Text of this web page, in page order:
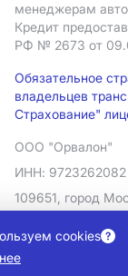
менеджерам
Кредит
РФ № 2673 от
Обязательное
владельцев
Страхование"
ООО "Орвалон"
ИНН: 9723262082
109651, город
Политика в
Согласие на
Правовая
cookies